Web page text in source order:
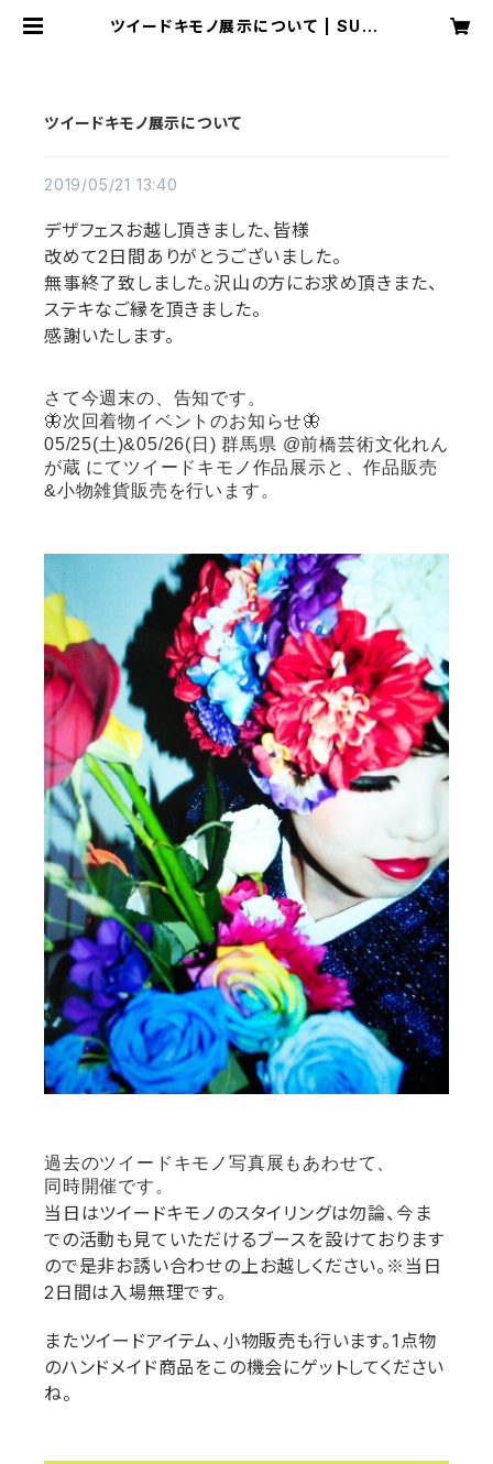
ツイードキモノ展示について | SUMI
ツイードキモノ展示について
2019/05/21 13:40
デザフェスお越し頂きました、皆様
改めて2日間ありがとうございました。
無事終了致しました。沢山の方にお求め頂きまた、
ステキなご縁を頂きました。
感謝いたします。
さて今週末の、告知です。
🦋次回着物イベントのお知らせ🦋
05/25(土)&05/26(日) 群馬県 @前橋芸術文化れん
が蔵 にてツイードキモノ作品展示と、作品販売
&小物雑貨販売を行います。
過去のツイードキモノ写真展もあわせて、
同時開催です。
当日はツイードキモノのスタイリングは勿論、今ま
での活動も見ていただけるブースを設けております
ので是非お誘い合わせの上お越しください。※当日
2日間は入場無理です。
またツイードアイテム、小物販売も行います。1点物
のハンドメイド商品をこの機会にゲットしてください
ね。